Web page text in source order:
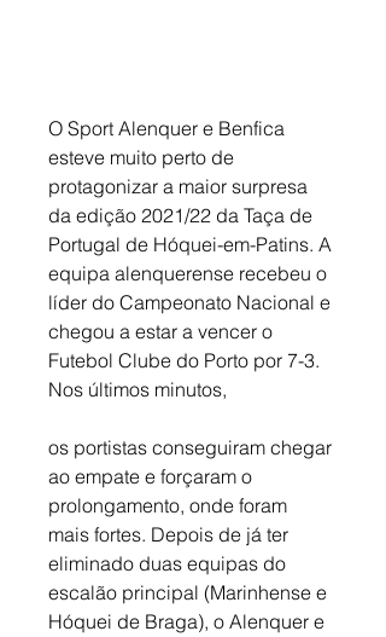
O Sport Alenquer e Benfica
esteve muito perto de
protagonizar a maior surpresa
da edição 2021/22 da Taça de
Portugal de Hóquei-em-Patins. A
equipa alenquerense recebeu o
líder do Campeonato Nacional e
chegou a estar a vencer o
Futebol Clube do Porto por 7-3.
Nos últimos minutos,
os portistas conseguiram chegar
ao empate e forçaram o
prolongamento, onde foram
mais fortes. Depois de já ter
eliminado duas equipas do
escalão principal (Marinhense e
Hóquei de Braga), o Alenquer e